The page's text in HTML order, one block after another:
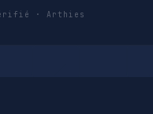
· Arthies